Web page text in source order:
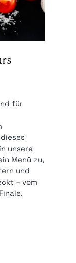
für
unsere
Menü zu,
und
– vom